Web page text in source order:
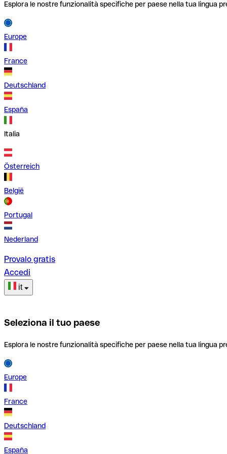
Esplora le nostre funzionalità specifiche per paese nella tua lingua
Europe
France
Deutschland
España
Italia
Österreich
België
Portugal
Nederland
Provalo gratis
Accedi
it
Seleziona il tuo paese
Esplora le nostre funzionalità specifiche per paese nella tua lingua
Europe
France
Deutschland
España